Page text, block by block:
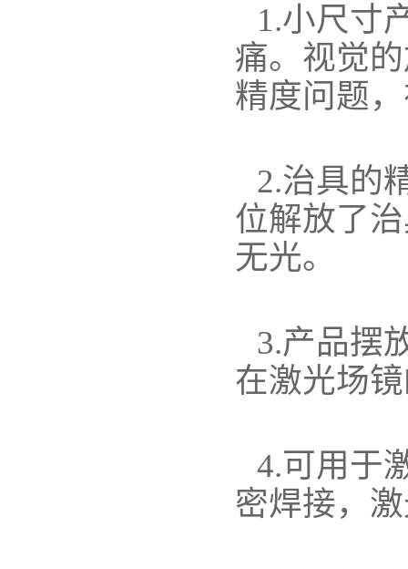
1.小尺寸
痛。视觉
精度问题
2.治具的
位解放了
无光。
3.产品摆
在激光场
4.可用于
密焊接，